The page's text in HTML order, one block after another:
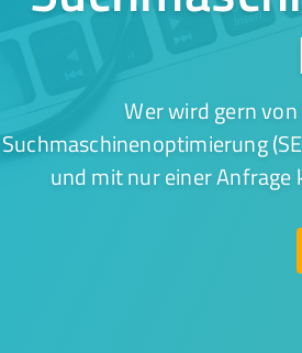
Wer wird gern
Suchmaschinenoptimierung
und mit nur einer